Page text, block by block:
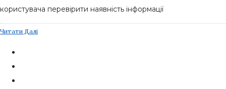
користувача перевірити наявність інформації
Читати Далі